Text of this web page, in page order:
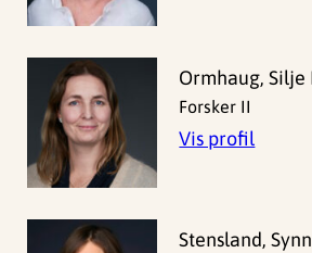
Ormhaug, Silje
Forsker II
Vis profil
Stensland,